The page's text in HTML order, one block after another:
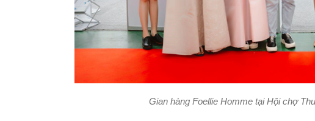
Gian hàng Foellie Homme tại Hội chợ